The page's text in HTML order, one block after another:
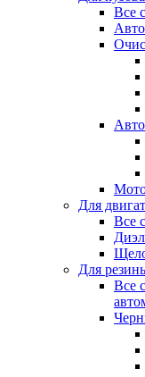
Все
Для
Все
Для
Все